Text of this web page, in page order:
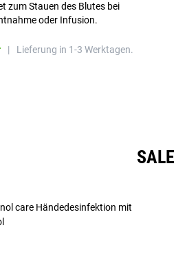
zum Stauen des Blutes bei
oder Infusion.
| Lieferung in 1-3 Werktagen.
SALE